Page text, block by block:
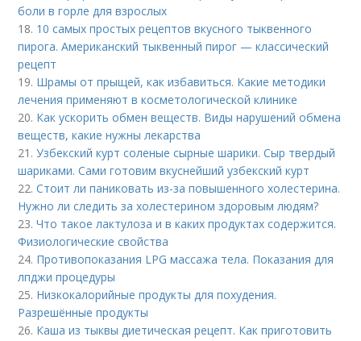
боли в горле для взрослых
18. 10 самых простых рецептов вкусного тыквенного
пирога. Американский тыквенный пирог — классический
рецепт
19. Шрамы от прыщей, как избавиться. Какие методики
лечения применяют в косметологической клинике
20. Как ускорить обмен веществ. Виды нарушений обмена
веществ, какие нужны лекарства
21.Узбекский курт соленые сырные шарики. Сыр твердый
шариками. Сами готовим вкуснейший узбекский курт
22.Стоит ли паниковать из-за повышенного холестерина.
Нужно ли следить за холестерином здоровым людям?
23.Что такое лактулоза и в каких продуктах содержится.
Физиологические свойства
24. Противопоказания LPG массажа тела. Показания для
лпджи процедуры
25. Низкокалорийные продукты для похудения.
Разрешённые продукты
26. Каша из тыквы диетическая рецепт. Как приготовить